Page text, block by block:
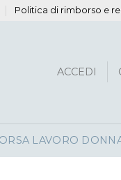
Politica di rimborso e
ACCEDI
LAVORO